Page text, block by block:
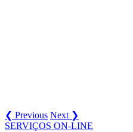
❮ Previous Next ❯
SERVIÇOS ON-LINE